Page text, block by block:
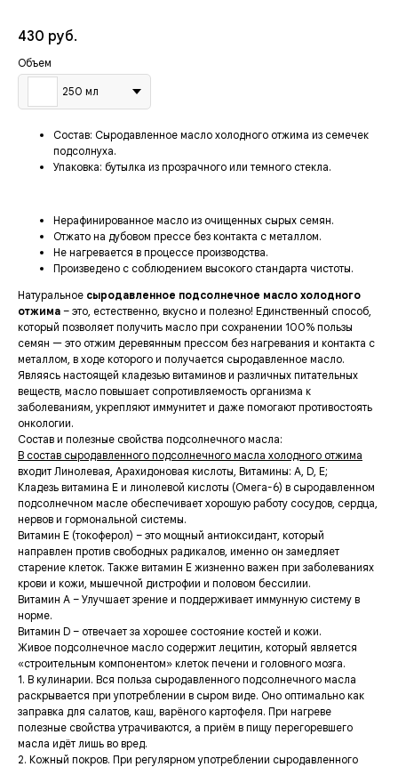
430 руб.
Объем
250 мл
Состав: Сыродавленное масло холодного отжима из семечек
подсолнуха.
Упаковка: бутылка из прозрачного или темного стекла.
Нерафинированное масло из очищенных сырых семян.
Отжато на дубовом прессе без контакта с металлом.
Не нагревается в процессе производства.
Произведено с соблюдением высокого стандарта чистоты.
Натуральное сыродавленное подсолнечное масло холодного
отжима – это, естественно, вкусно и полезно! Единственный способ,
который позволяет получить масло при сохранении 100% пользы
семян — это отжим деревянным прессом без нагревания и контакта с
металлом, в ходе которого и получается сыродавленное масло.
Являясь настоящей кладезью витаминов и различных питательных
веществ, масло повышает сопротивляемость организма к
заболеваниям, укрепляют иммунитет и даже помогают противостоять
онкологии.
Состав и полезные свойства подсолнечного масла:
В состав сыродавленного подсолнечного масла холодного отжима
входит Линолевая, Арахидоновая кислоты, Витамины: A, D, E;
Кладезь витамина Е и линолевой кислоты (Омега-6) в сыродавленном
подсолнечном масле обеспечивает хорошую работу сосудов, сердца,
нервов и гормональной системы.
Витамин Е (токоферол) – это мощный антиоксидант, который
направлен против свободных радикалов, именно он замедляет
старение клеток. Также витамин Е жизненно важен при заболеваниях
крови и кожи, мышечной дистрофии и половом бессилии.
Витамин А – Улучшает зрение и поддерживает иммунную систему в
норме.
Витамин D – отвечает за хорошее состояние костей и кожи.
Живое подсолнечное масло содержит лецитин, который является
«строительным компонентом» клеток печени и головного мозга.
1. В кулинарии. Вся польза сыродавленного подсолнечного масла
раскрывается при употреблении в сыром виде. Оно оптимально как
заправка для салатов, каш, варёного картофеля. При нагреве
полезные свойства утрачиваются, а приём в пищу перегоревшего
масла идёт лишь во вред.
2. Кожный покров. При регулярном употреблении сыродавленного